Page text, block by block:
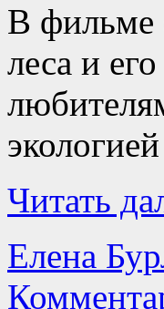
В фильме
леса и
Читать
Елена